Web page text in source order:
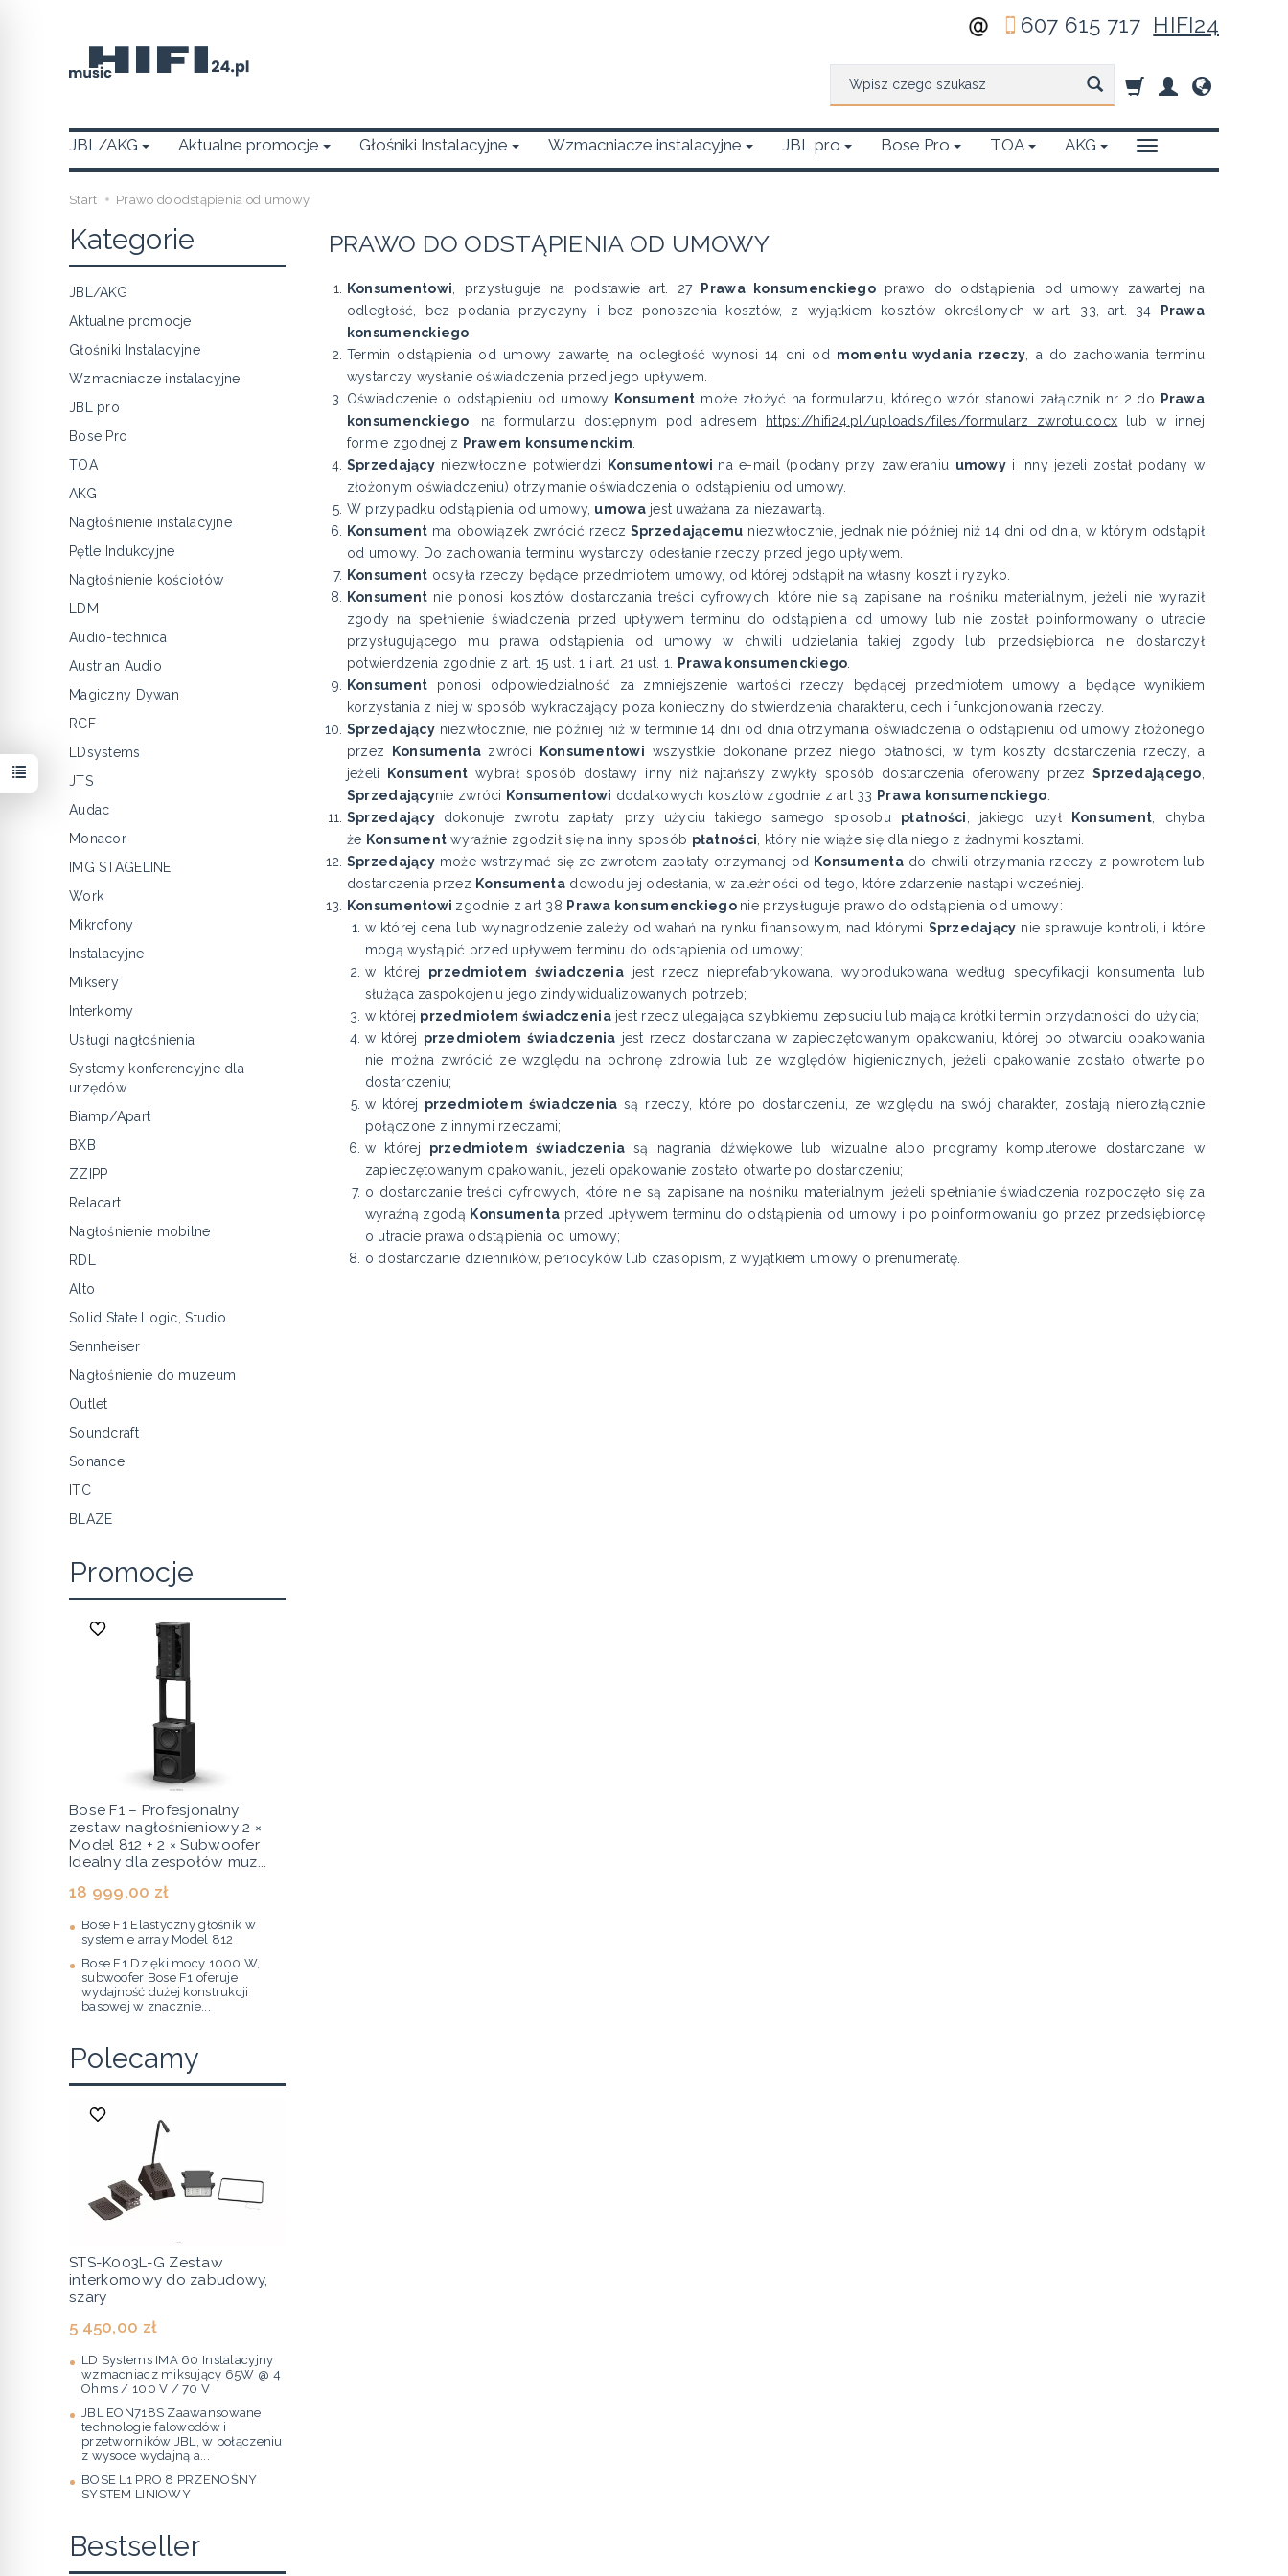
607 615 717 HIFI24
JBL/AKG Aktualne promocje Głośniki Instalacyjne Wzmacniacze instalacyjne JBL pro Bose Pro TOA AKG
Start Prawo do odstąpienia od umowy
PRAWO DO ODSTĄPIENIA OD UMOWY
Konsumentowi , przysługuje na podstawie art. 27 Prawa konsumenckiegoprawo do odstąpienia od umowy zawartej na
odległość, bez podania przyczyny i bez ponoszenia kosztów, z wyjątkiem kosztów określonych w art. 33, art. 34
Prawa
konsumenckiego
Termin odstąpienia od umowy zawartej na odległość wynosi 14 dni od momentu wydania rzeczy , a do zachowania terminu
wystarczy wysłanie oświadczenia przed jego upływem.
Oświadczenie o odstąpieniu od umowy Konsument może złożyć na formularzu, którego wzór stanowi załącznik nr 2 do
Prawa
konsumenckiego , na formularzu dostępnym pod adresem https://hifi24.pl/uploads/files/formularz zwrotu.docx lub w innej
formie zgodnej z Prawem konsumenckim
Sprzedającyniezwłocznie potwierdzi Konsumentowi na e-mail (podany przy zawieraniu umowyi inny jeżeli został podany w
złożonym oświadczeniu) otrzymanie oświadczenia o odstąpieniu od umowy.
W przypadku odstąpienia od umowy, umowa jest uważana za niezawartą.
Konsument ma obowiązek zwrócić rzecz Sprzedającemu niezwłocznie, jednak nie później niż 14 dni od dnia, w którym odstąpił
od umowy. Do zachowania terminu wystarczy odesłanie rzeczy przed jego upływem.
Konsument odsyła rzeczy będące przedmiotem umowy, od której odstąpił na własny koszt i ryzyko.
Konsument nie ponosi kosztów dostarczania treści cyfrowych, które nie są zapisane na nośniku materialnym, jeżeli nie wyraził
zgody na spełnienie świadczenia przed upływem terminu do odstąpienia od umowy lub nie został poinformowany o utracie
przysługującego mu prawa odstąpienia od umowy w chwili udzielania takiej zgody lub przedsiębiorca nie dostarczył
potwierdzenia zgodnie z art. 15 ust. 1 i art. 21 ust. 1.
Prawa konsumenckiego
Konsument ponosi odpowiedzialność za zmniejszenie wartości rzeczy będącej przedmiotem umowy a będące wynikiem
korzystania z niej w sposób wykraczający poza konieczny do stwierdzenia charakteru, cech i funkcjonowania rzeczy.
Sprzedającyniezwłocznie, nie później niż w terminie 14 dni od dnia otrzymania oświadczenia o odstąpieniu od umowy złożonego
przez
Konsumenta zwróci Konsumentowi wszystkie dokonane przez niego płatności, w tym koszty dostarczenia rzeczy, a
jeżeli
Konsument wybrał sposób dostawy inny niż najtańszy zwykły sposób dostarczenia oferowany przezSprzedającego
Sprzedającynie zwróci Konsumentowi dodatkowych kosztów zgodnie z art 33 Prawa konsumenckiego
Sprzedający dokonuje zwrotu zapłaty przy użyciu takiego samego sposobu płatności , jakiego użył Konsument , chyba
że Konsument wyraźnie zgodził się na inny sposób płatności , który nie wiąże się dla niego z żadnymi kosztami.
Sprzedającymoże wstrzymać się ze zwrotem zapłaty otrzymanej od Konsumentado chwili otrzymania rzeczy z powrotem lub
dostarczenia przez Konsumentadowodu jej odesłania, w zależności od tego, które zdarzenie nastąpi wcześniej.
Konsumentowi zgodnie z art 38 Prawa konsumenckiego nie przysługuje prawo do odstąpienia od umowy:
w której cena lub wynagrodzenie zależy od wahań na rynku finansowym, nad którymi Sprzedający nie sprawuje kontroli, i które
mogą wystąpić przed upływem terminu do odstąpienia od umowy;
w której przedmiotem świadczeniajest rzecz nieprefabrykowana, wyprodukowana według specyfikacji konsumenta lub
służąca zaspokojeniu jego zindywidualizowanych potrzeb;
w której przedmiotem świadczeniajest rzecz ulegająca szybkiemu zepsuciu lub mająca krótki termin przydatności do użycia;
w której przedmiotem świadczenia jest rzecz dostarczana w zapieczętowanym opakowaniu, której po otwarciu opakowania
nie można zwrócić ze względu na ochronę zdrowia lub ze względów higienicznych, jeżeli opakowanie zostało otwarte po
dostarczeniu;
w której przedmiotem świadczenia są rzeczy, które po dostarczeniu, ze względu na swój charakter, zostają nierozłącznie
połączone z innymi rzeczami;
w której przedmiotem świadczenia są nagrania dźwiękowe lub wizualne albo programy komputerowe dostarczane w
zapieczętowanym opakowaniu, jeżeli opakowanie zostało otwarte po dostarczeniu;
o dostarczanie treści cyfrowych, które nie są zapisane na nośniku materialnym, jeżeli spełnianie świadczenia rozpoczęło się za
wyraźną zgodą Konsumenta przed upływem terminu do odstąpienia od umowy i po poinformowaniu go przez przedsiębiorcę
o utracie prawa odstąpienia od umowy;
o dostarczanie dzienników, periodyków lub czasopism, z wyjątkiem umowy o prenumeratę.
Kategorie
JBL/AKG
Aktualne promocje
Głośniki Instalacyjne
Wzmacniacze instalacyjne
JBL pro
Bose Pro
TOA
AKG
Nagłośnienie instalacyjne
Pętle Indukcyjne
Nagłośnienie kościołów
LDM
Audio-technica
Austrian Audio
Magiczny Dywan
RCF
LDsystems
JTS
Audac
Monacor
IMG STAGELINE
Work
Mikrofony
Instalacyjne
Miksery
Interkomy
Usługi nagłośnienia
Systemy konferencyjne dla
urzędów
Biamp/Apart
BXB
ZZIPP
Relacart
Nagłośnienie mobilne
RDL
Alto
Solid State Logic, Studio
Sennheiser
Nagłośnienie do muzeum
Outlet
Soundcraft
Sonance
ITC
BLAZE
Promocje
Bose F1 – Profesjonalny
zestaw nagłośnieniowy 2 ×
Model 812 + 2 × Subwoofer
Idealny dla zespołów muz...
18 999,00 zł
Bose F1 Elastyczny głośnik w
systemie array Model 812
Bose F1 Dzięki mocy 1000 W,
subwoofer Bose F1 oferuje
wydajność dużej konstrukcji
basowej w znacznie...
Polecamy
STS-K003L-G Zestaw
interkomowy do zabudowy,
szary
5 450,00 zł
LD Systems IMA 60 Instalacyjny
wzmacniacz miksujący 65W @ 4
Ohms / 100 V / 70 V
JBL EON718S Zaawansowane
technologie falowodów i
przetworników JBL, w połączeniu
z wysoce wydajną a...
BOSE L1 PRO 8 PRZENOŚNY
SYSTEM LINIOWY
Bestseller